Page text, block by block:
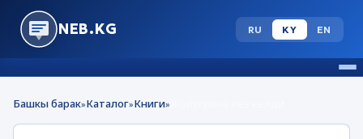
NEB.KG RU KY EN
Башкы барак»Каталог»Книги»